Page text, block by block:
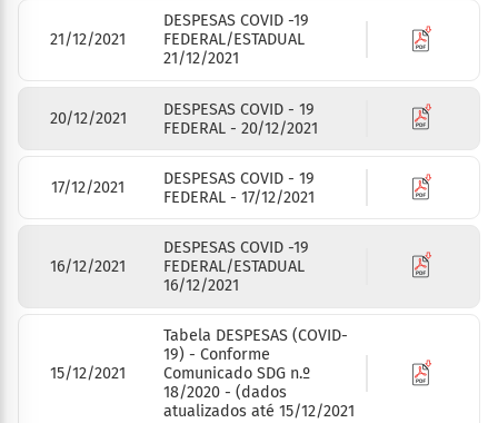
21/12/2021
DESPESAS COVID -19
FEDERAL/ESTADUAL
21/12/2021
20/12/2021
DESPESAS COVID - 19
FEDERAL - 20/12/2021
17/12/2021
DESPESAS COVID - 19
FEDERAL - 17/12/2021
16/12/2021
DESPESAS COVID -19
FEDERAL/ESTADUAL
16/12/2021
15/12/2021
Tabela DESPESAS (COVID-
19) - Conforme
Comunicado SDG n.º
18/2020 - (dados
atualizados até 15/12/2021